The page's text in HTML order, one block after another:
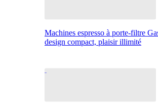
Machines espresso à porte-filtre
design compact, plaisir illimité